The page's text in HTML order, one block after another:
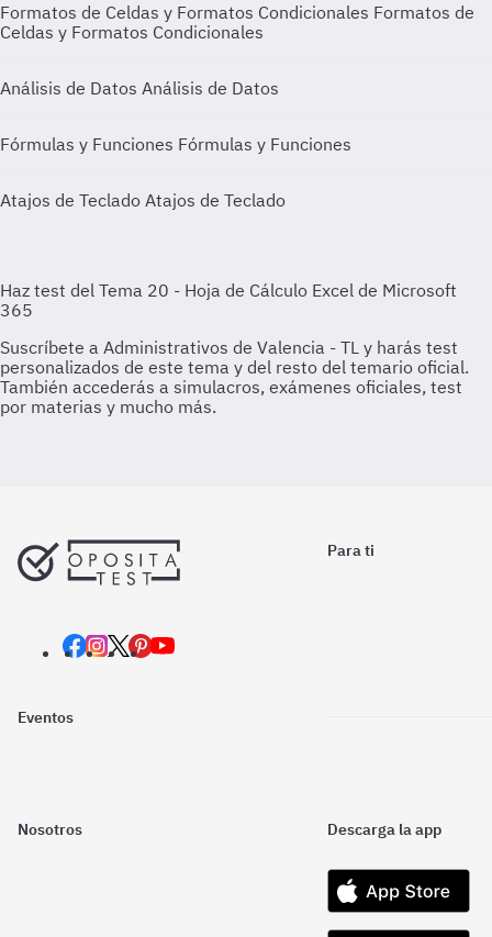
Formatos de Celdas y Formatos Condicionales Formatos de
Celdas y Formatos Condicionales
Análisis de Datos Análisis de Datos
Fórmulas y Funciones Fórmulas y Funciones
Atajos de Teclado Atajos de Teclado
Para ti
Eventos
Nosotros Descarga la app